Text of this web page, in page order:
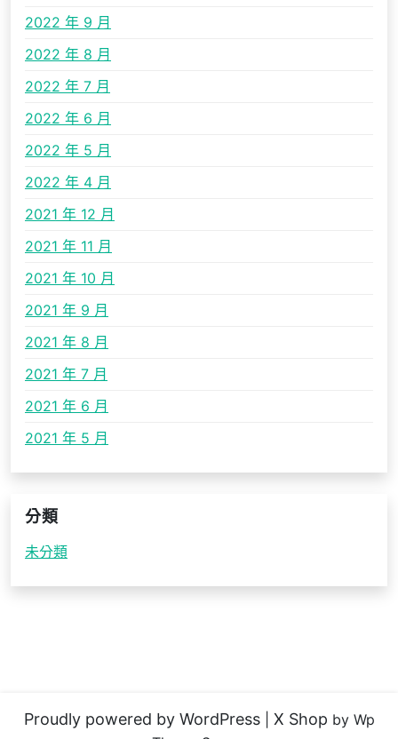
2022 年 9 月
2022 年 8 月
2022 年 7 月
2022 年 6 月
2022 年 5 月
2022 年 4 月
2021 年 12 月
2021 年 11 月
2021 年 10 月
2021 年 9 月
2021 年 8 月
2021 年 7 月
2021 年 6 月
2021 年 5 月
分類
未分類
Proudly powered by WordPress X Shop by Wp